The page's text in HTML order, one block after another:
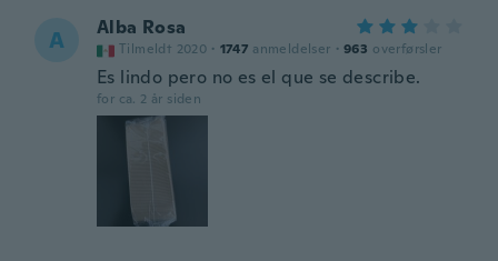
A Alba Rosa
Tilmeldt 2020 · 1747 anmeldelser · 963 overførsler
Es lindo pero no es el que se describe.
for ca. 2 år siden